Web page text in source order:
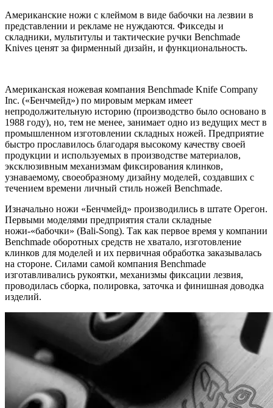
Американские ножи с клеймом в виде бабочки на лезвии в
представлении и рекламе не нуждаются. Фикседы и
складники, мультитулы и тактические ручки Benchmade
Knives ценят за фирменный дизайн, и функциональность.
Американская ножевая компания Benchmade Knife Company
Inc. («Бенчмейд») по мировым меркам имеет
непродолжительную историю (производство было основано в
1988 году), но, тем не менее, занимает одно из ведущих мест в
промышленном изготовлении складных ножей. Предприятие
быстро прославилось благодаря высокому качеству своей
продукции и используемых в производстве материалов,
эксклюзивным механизмам фиксирования клинков,
узнаваемому, своеобразному дизайну моделей, создавших с
течением времени личный стиль ножей Benchmade.
Изначально ножи «Бенчмейд» производились в штате Орегон.
Первыми моделями предприятия стали складные
ножи-«бабочки» (Bali-Song). Так как первое время у компании
Benchmade оборотных средств не хватало, изготовление
клинков для моделей и их первичная обработка заказывалась
на стороне. Силами самой компания Benchmade
изготавливались рукоятки, механизмы фиксации лезвия,
проводилась сборка, полировка, заточка и финишная доводка
изделий.